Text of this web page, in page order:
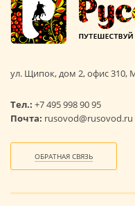
ул. Щипок, дом 2, офис 310,
Тел.: +7 495 998 90 95
Почта: rusovod@rusovod.ru
ОБРАТНАЯ СВЯЗЬ